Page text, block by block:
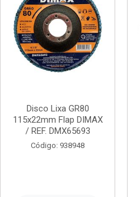
Disco Lixa GR80
115x22mm Flap DIMAX
/ REF. DMX65693
Código: 938948